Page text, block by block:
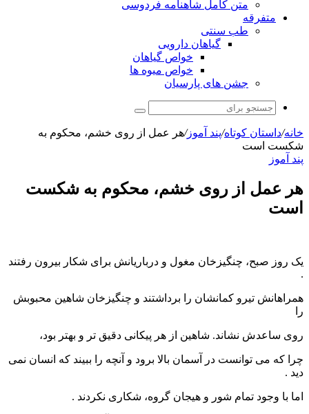
متن کامل شاهنامه فردوسی
متفرقه
طب سنتی
گیاهان دارویی
خواص گیاهان
خواص میوه ها
جشن های پارسیان
جستجو
خانه/داستان کوتاه/پند آموز/هر عمل از روی خشم، محکوم به
شکست است
پند آموز
هر عمل از روی خشم، محکوم به شکست
است
یک روز صبح، چنگیزخان مغول و درباریانش برای شکار بیرون رفتند
.
همراهانش تیرو کمانشان را برداشتند و چنگیزخان شاهین محبوبش
را
روی ساعدش نشاند. شاهین از هر پیکانی دقیق تر و بهتر بود،
چرا که می توانست در آسمان بالا برود و آنچه را ببیند که انسان نمی
دید .
اما با وجود تمام شور و هیجان گروه، شکاری نکردند .